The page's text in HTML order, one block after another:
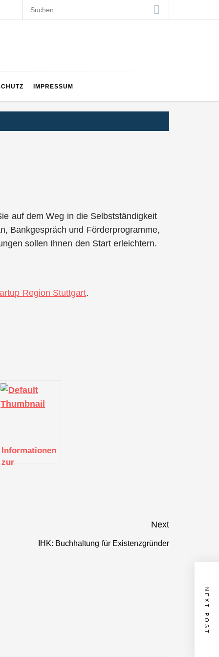
Suchen
nach:
IMPRESSUM
auf dem Weg in die Selbstständigkeit
Bankgespräch und Förderprogramme,
sollen Ihnen den Start erleichtern.
Region Stuttgart.
Informationen
zur
Next
Next
IHK: Buchhaltung für Existenzgründer
NEXT POST